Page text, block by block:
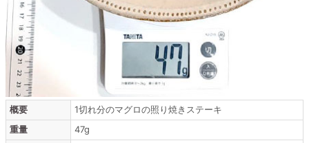
概要
1切れ分のマグロの照り焼きステーキ
重量
47g